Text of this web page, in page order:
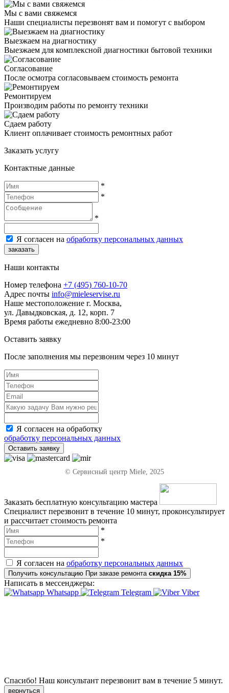
Мы с вами свяжемся
Наши специалисты перезвонят вам и помогут с выбором
Выезжаем на диагностику
Выезжаем для комплексной диагностики бытовой техники
Согласование
После осмотра согласовываем стоимость ремонта
Ремонтируем
Производим работы по ремонту техники
Сдаем работу
Клиент оплачивает стоимость ремонтных работ
Заказать услугу
Контактные данные
*
*
*
Я согласен на обработку персональных данных
заказать
Наши контакты
Номер телефона +7 (495) 760-10-70
Адрес почты info@mieleservise.ru
Наше местоположение г. Москва,
ул. Давыдковская, д. 12, корп. 7
Время работы eжедневно 8:00-23:00
Оставить заявку
После заполнения мы перезвоним через 10 минут
Я согласен на обработку
обработку персональных данных
Оставить заявку
© Сервисный центр Miele, 2025
Заказать бесплатную консультацию мастера
Специалист перезвонит в течение 10 минут, проконсультирует
и рассчитает стоимость ремонта
*
*
Я согласен на обработку персональных данных
Получить консультацию При заказе ремонта скидка 15%
Написать в мессенджеры:
Whatsapp
Telegram Viber
Спасибо! Наш консультант перезвонит вам в течение 5 минут.
вернуться